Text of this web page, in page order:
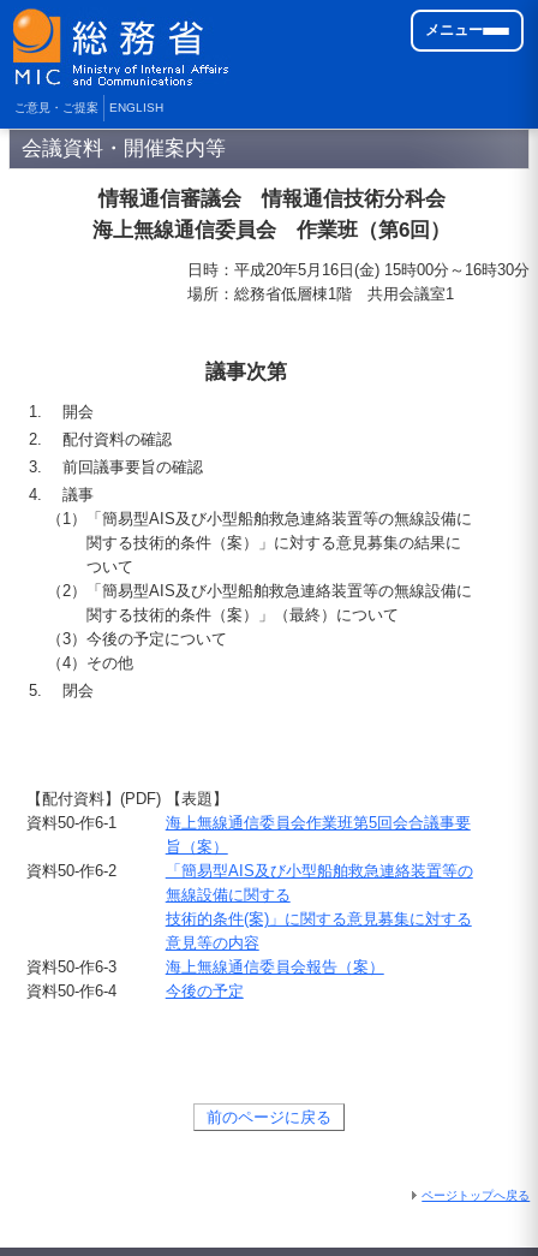
ご意見・ご提案 ENGLISH
メニュー
会議資料・開催案内等
情報通信審議会 情報通信技術分科会
海上無線通信委員会 作業班（第6回）
日時 ：平成20年5月16日(金) 15時00分～16時30分
場所 ：総務省低層棟1階 共用会議室1
議事次第
開会
配付資料の確認
前回議事要旨の確認
議事
（1）
「簡易型AIS及び小型船舶救急連絡装置等の無線設備に
関する技術的条件（案）」に対する意見募集の結果に
ついて
（2）
「簡易型AIS及び小型船舶救急連絡装置等の無線設備に
関する技術的条件（案）」（最終）について
（3） 今後の予定について
（4） その他
閉会
【配付資料】(PDF)
【表題】
資料50-作6-1
海上無線通信委員会作業班第5回会合議事要
旨（案）
資料50-作6-2
「簡易型AIS及び小型船舶救急連絡装置等の
無線設備に関する
技術的条件(案)」に関する意見募集に対する
意見等の内容
資料50-作6-3
海上無線通信委員会報告（案）
資料50-作6-4
今後の予定
前のページに戻る
ページトップへ戻る